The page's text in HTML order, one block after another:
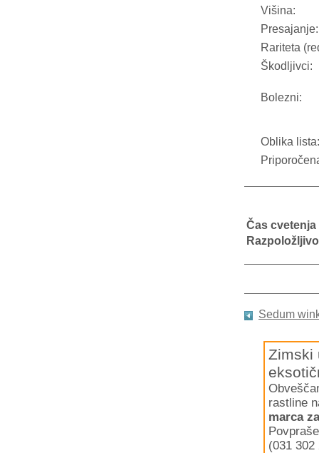
Višina:
Presajanje:
Rariteta
Škodljivci:
Bolezni:
Oblika lista:
Čas cvetenja
Sedum
Zimski
rastline
marca
(031